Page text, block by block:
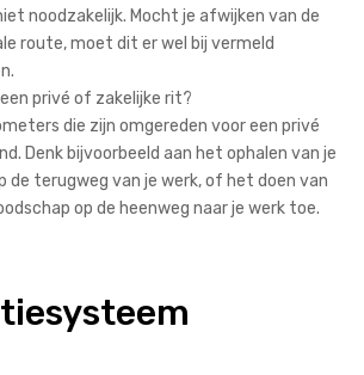
noodzakelijk. Mocht je afwijken van de
route, moet dit er wel bij vermeld
privé of zakelijke rit?
die zijn omgereden voor een privé
Denk bijvoorbeeld aan het ophalen van je
de terugweg van je werk, of het doen van
op de heenweg naar je werk toe.